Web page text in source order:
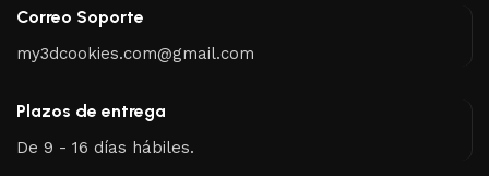
Correo Soporte
my3dcookies.com@gmail.com
Plazos de entrega
De 9 - 16 días hábiles.